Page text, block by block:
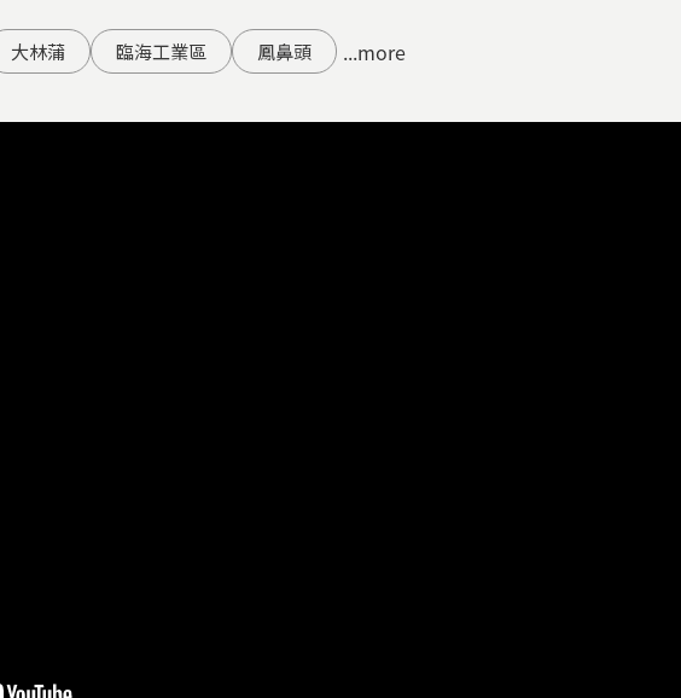
大林蒲 臨海工業區 鳳鼻頭 ...more